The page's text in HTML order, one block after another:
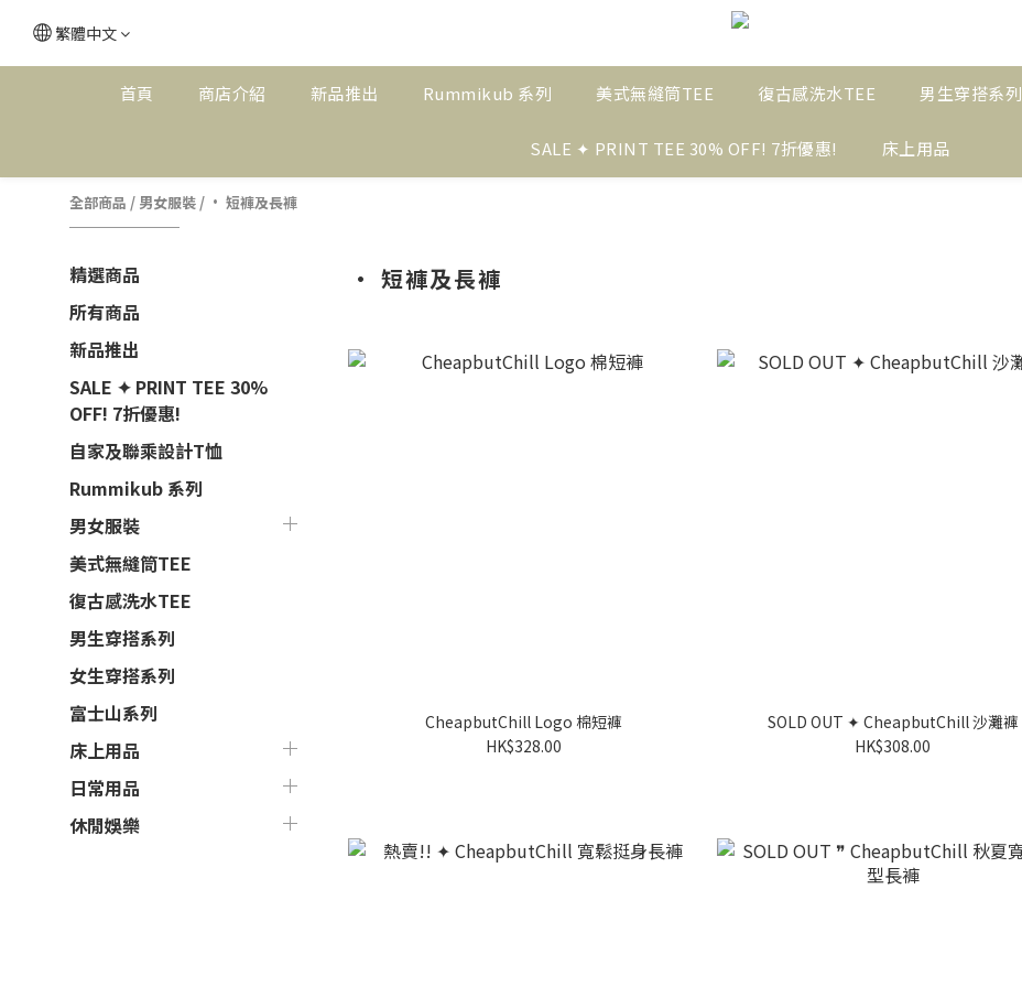
繁體中文
首頁 商店介紹 新品推出 Rummikub 系列 美式無縫筒TEE 復古感洗水TEE 男生穿搭系列
SALE ✦ PRINT TEE 30% OFF! 7折優惠! 床上用品
全部商品 / 男女服裝 / · 短褲及長褲
精選商品
所有商品
新品推出
SALE ✦ PRINT TEE 30%
OFF! 7折優惠!
自家及聯乘設計T恤
Rummikub 系列
男女服裝
美式無縫筒TEE
復古感洗水TEE
男生穿搭系列
女生穿搭系列
富士山系列
床上用品
日常用品
休閒娛樂
· 短褲及長褲
CheapbutChill Logo 棉短褲
HK$328.00
SOLD OUT ✦ CheapbutChill 沙灘褲
HK$308.00